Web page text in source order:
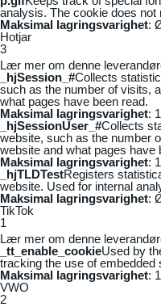
analysis. The cookie does not
Maksimal lagringsvarighet:
Hotjar
3
Lær mer om denne
_hjSession_#Collects
such as the number of visits,
what pages have been read.
Maksimal lagringsvarighet:
_hjSessionUser_#Collects
website, such as the number
website and what pages have
Maksimal lagringsvarighet:
_hjTLDTestRegisters
website. Used for internal
Maksimal lagringsvarighet:
TikTok
1
Lær mer om denne
_tt_enable_cookieUsed by
tracking the use of embedded
Maksimal lagringsvarighet:
VWO
2